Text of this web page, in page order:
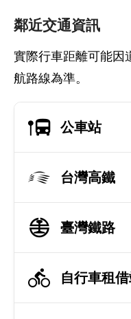
鄰近交通資訊
實際行車距離可能因
航路線為準。
公車站
台灣高鐵
臺灣鐵路
自行車租